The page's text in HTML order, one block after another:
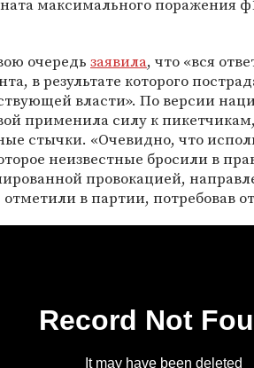
максимального поражения
очередь заявила, что «вся
в результате которого
власти». По версии
применила силу к
стычки. «Очевидно, что
неизвестные бросили в
провокацией,
в партии, потребовав